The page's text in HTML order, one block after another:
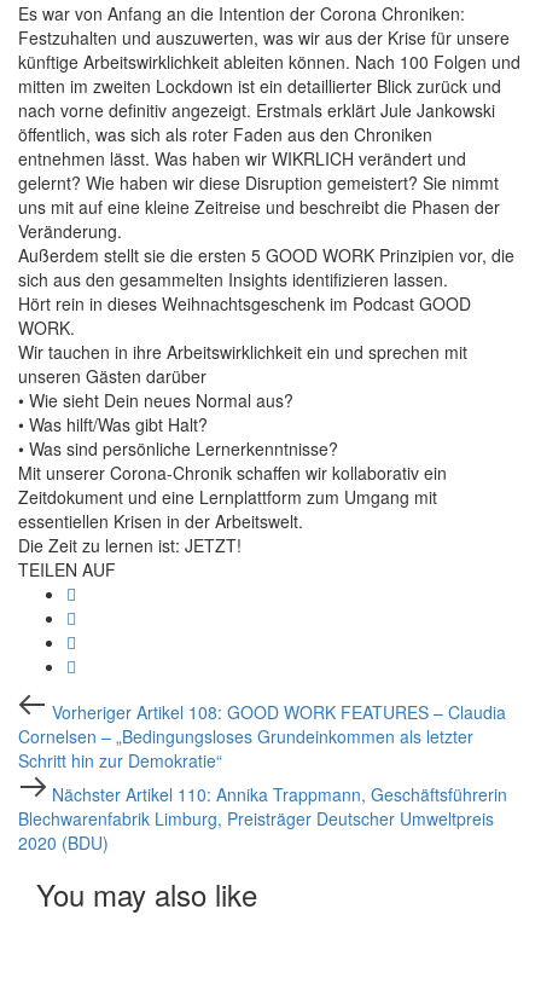
Es war von Anfang an die Intention der Corona Chroniken:
Festzuhalten und auszuwerten, was wir aus der Krise für unsere
künftige Arbeitswirklichkeit ableiten können. Nach 100 Folgen und
mitten im zweiten Lockdown ist ein detaillierter Blick zurück und
nach vorne definitiv angezeigt. Erstmals erklärt Jule Jankowski
öffentlich, was sich als roter Faden aus den Chroniken
entnehmen lässt. Was haben wir WIKRLICH verändert und
gelernt? Wie haben wir diese Disruption gemeistert? Sie nimmt
uns mit auf eine kleine Zeitreise und beschreibt die Phasen der
Veränderung.
Außerdem stellt sie die ersten 5 GOOD WORK Prinzipien vor, die
sich aus den gesammelten Insights identifizieren lassen.
Hört rein in dieses Weihnachtsgeschenk im Podcast GOOD
WORK.
Wir tauchen in ihre Arbeitswirklichkeit ein und sprechen mit
unseren Gästen darüber
• Wie sieht Dein neues Normal aus?
• Was hilft/Was gibt Halt?
• Was sind persönliche Lernerkenntnisse?
Mit unserer Corona-Chronik schaffen wir kollaborativ ein
Zeitdokument und eine Lernplattform zum Umgang mit
essentiellen Krisen in der Arbeitswelt.
Die Zeit zu lernen ist: JETZT!
TEILEN AUF
Beitragsnavigation
Vorheriger
Artikel
Vorheriger Artikel 108: GOOD WORK FEATURES – Claudia
Cornelsen – „Bedingungsloses Grundeinkommen als letzter
Schritt hin zur Demokratie“
Nächster
Artikel
Nächster Artikel 110: Annika Trappmann, Geschäftsführerin
Blechwarenfabrik Limburg, Preisträger Deutscher Umweltpreis
2020 (BDU)
You may also like